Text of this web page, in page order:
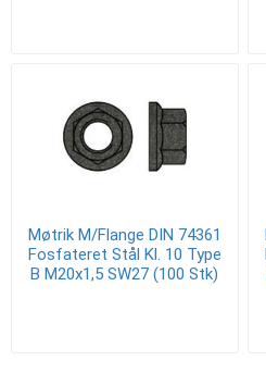
Møtrik M/Flange DIN 74361
Fosfateret Stål Kl. 10 Type
B M20x1,5 SW27 (100 Stk)